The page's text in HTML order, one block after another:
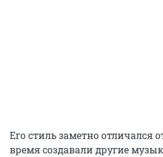
Его стиль заметно отличался
время создавали другие